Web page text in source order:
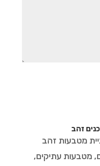
זהב
מטבעות זהב
מטבעות עתיקים,